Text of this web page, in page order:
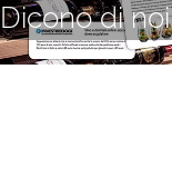
Dicono di noi